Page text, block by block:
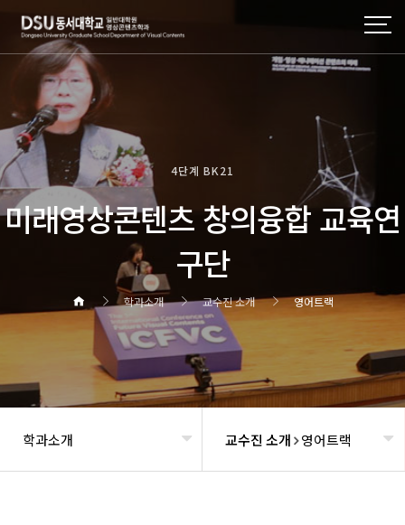
4단계 BK21
미래영상콘텐츠 창의융합 교육연
구단
학과소개 교수진 소개 영어트랙
학과소개 교수진 소개 영어트랙